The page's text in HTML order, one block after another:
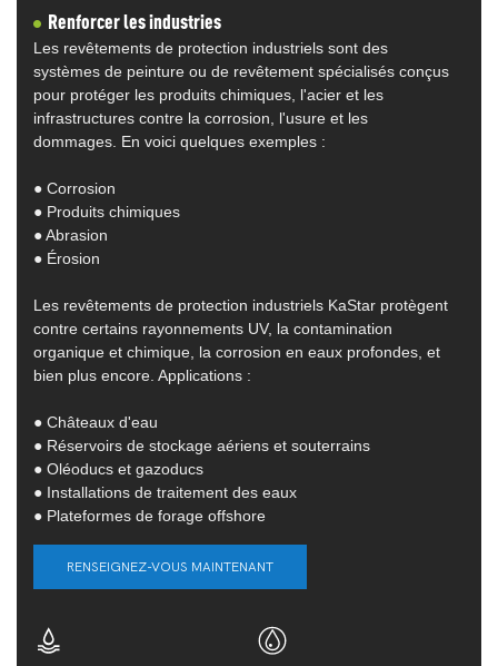
Renforcer les industries
Les revêtements de protection industriels sont des
systèmes de peinture ou de revêtement spécialisés conçus
pour protéger les produits chimiques, l'acier et les
infrastructures contre la corrosion, l'usure et les
dommages. En voici quelques exemples :
● Corrosion
● Produits chimiques
●Abrasion
● Érosion
Les revêtements de protection industriels KaStar protègent
contre certains rayonnements UV, la contamination
organique et chimique, la corrosion en eaux profondes, et
bien plus encore. Applications :
● Châteaux d'eau
● Réservoirs de stockage aériens et souterrains
● Oléoducs et gazoducs
● Installations de traitement des eaux
● Plateformes de forage offshore
RENSEIGNEZ-VOUS MAINTENANT